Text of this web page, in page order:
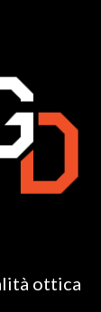
ottica